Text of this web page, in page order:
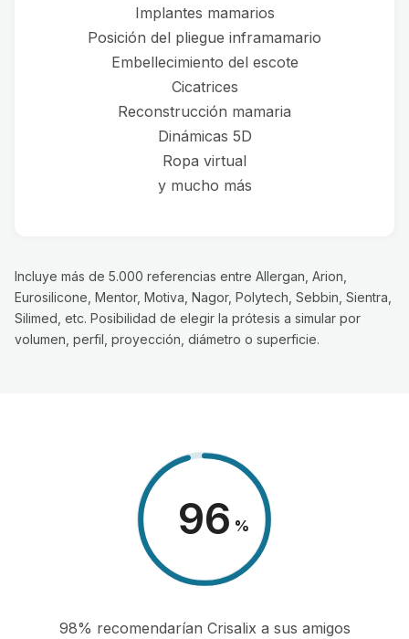
Implantes mamarios
Posición del pliegue inframamario
Embellecimiento del escote
Cicatrices
Reconstrucción mamaria
Dinámicas 5D
Ropa virtual
y mucho más
Incluye más de 5.000 referencias entre Allergan, Arion,
Eurosilicone, Mentor, Motiva, Nagor, Polytech, Sebbin, Sientra,
Silimed, etc. Posibilidad de elegir la prótesis a simular por
volumen, perfil, proyección, diámetro o superficie.
98 %
98% recomendarían Crisalix a sus amigos